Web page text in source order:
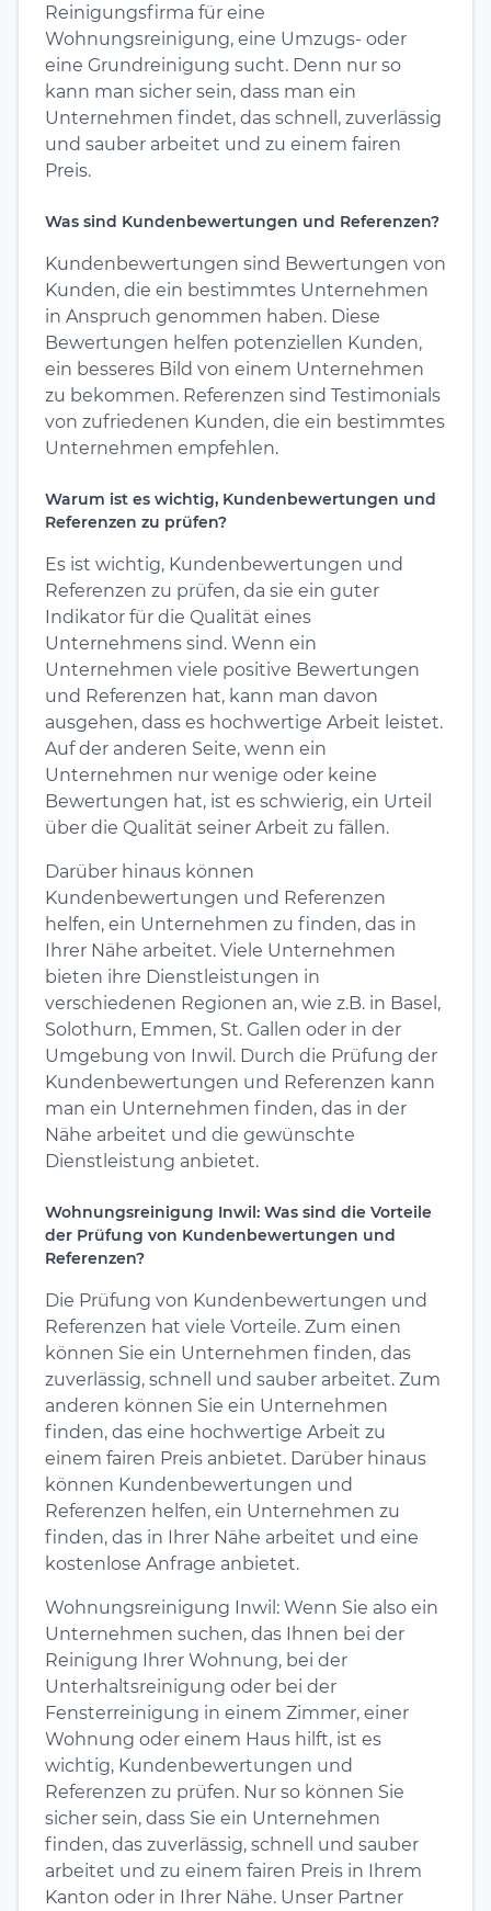
Reinigungsfirma für eine
Wohnungsreinigung, eine Umzugs- oder
eine Grundreinigung sucht. Denn nur so
kann man sicher sein, dass man ein
Unternehmen findet, das schnell, zuverlässig
und sauber arbeitet und zu einem fairen
Preis.
Was sind Kundenbewertungen und Referenzen?
Kundenbewertungen sind Bewertungen von
Kunden, die ein bestimmtes Unternehmen
in Anspruch genommen haben. Diese
Bewertungen helfen potenziellen Kunden,
ein besseres Bild von einem Unternehmen
zu bekommen. Referenzen sind Testimonials
von zufriedenen Kunden, die ein bestimmtes
Unternehmen empfehlen.
Warum ist es wichtig, Kundenbewertungen und
Referenzen zu prüfen?
Es ist wichtig, Kundenbewertungen und
Referenzen zu prüfen, da sie ein guter
Indikator für die Qualität eines
Unternehmens sind. Wenn ein
Unternehmen viele positive Bewertungen
und Referenzen hat, kann man davon
ausgehen, dass es hochwertige Arbeit leistet.
Auf der anderen Seite, wenn ein
Unternehmen nur wenige oder keine
Bewertungen hat, ist es schwierig, ein Urteil
über die Qualität seiner Arbeit zu fällen.
Darüber hinaus können
Kundenbewertungen und Referenzen
helfen, ein Unternehmen zu finden, das in
Ihrer Nähe arbeitet. Viele Unternehmen
bieten ihre Dienstleistungen in
verschiedenen Regionen an, wie z.B. in Basel,
Solothurn, Emmen, St. Gallen oder in der
Umgebung von Inwil. Durch die Prüfung der
Kundenbewertungen und Referenzen kann
man ein Unternehmen finden, das in der
Nähe arbeitet und die gewünschte
Dienstleistung anbietet.
Wohnungsreinigung Inwil: Was sind die Vorteile
der Prüfung von Kundenbewertungen und
Referenzen?
Die Prüfung von Kundenbewertungen und
Referenzen hat viele Vorteile. Zum einen
können Sie ein Unternehmen finden, das
zuverlässig, schnell und sauber arbeitet. Zum
anderen können Sie ein Unternehmen
finden, das eine hochwertige Arbeit zu
einem fairen Preis anbietet. Darüber hinaus
können Kundenbewertungen und
Referenzen helfen, ein Unternehmen zu
finden, das in Ihrer Nähe arbeitet und eine
kostenlose Anfrage anbietet.
Wohnungsreinigung Inwil: Wenn Sie also ein
Unternehmen suchen, das Ihnen bei der
Reinigung Ihrer Wohnung, bei der
Unterhaltsreinigung oder bei der
Fensterreinigung in einem Zimmer, einer
Wohnung oder einem Haus hilft, ist es
wichtig, Kundenbewertungen und
Referenzen zu prüfen. Nur so können Sie
sicher sein, dass Sie ein Unternehmen
finden, das zuverlässig, schnell und sauber
arbeitet und zu einem fairen Preis in Ihrem
Kanton oder in Ihrer Nähe. Unser Partner